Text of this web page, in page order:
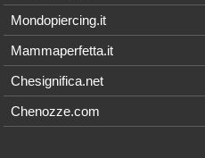
Mondopiercing.it
Mammaperfetta.it
Chesignifica.net
Chenozze.com